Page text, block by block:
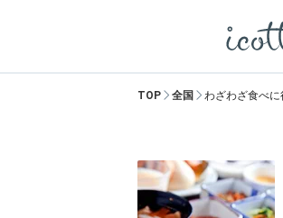
TOP 全国 わざわざ食べ